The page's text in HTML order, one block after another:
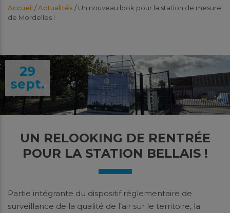
Accueil /Actualités /Un nouveau look pour la station de mesure
de Mordelles !
29
sept.
UN RELOOKING DE RENTRÉE
POUR LA STATION BELLAIS !
Partie intégrante du dispositif réglementaire de
surveillance de la qualité de l’air sur le territoire, la